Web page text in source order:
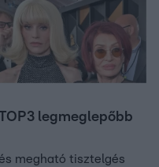
legmeglepőbb
megható tisztelgés